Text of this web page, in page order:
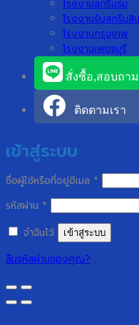
โรงงานสกรีนร่ม
โรงงานรับสกรีนสิ
โรงงานกรุงเทพ
โรงงานเพชรบุรี
สั่งซื้อ,สอบถาม
ติดตามเรา
เข้าสู่ระบบ
ชื่อผู้ใช้หรือที่อยู่อีเมล *
รหัสผ่าน *
จำฉันไว้
เข้าสู่ระบบ
ลืมรหัสผ่านของคุณ?